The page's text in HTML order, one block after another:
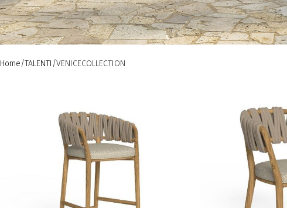
Home TALENTI VENICECOLLECTION